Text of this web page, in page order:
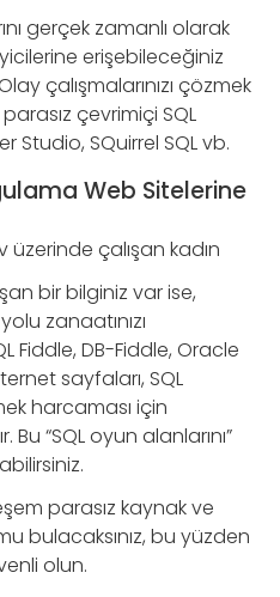
gerçek zamanlı olarak
erişebileceğiniz
çalışmalarınızı çözmek
çevrimiçi SQL
Studio, SQuirrel SQL vb.
Web Sitelerine
bir bilginiz var ise,
zanaatınızı
Fiddle, DB-Fiddle, Oracle
sayfaları, SQL
harcaması için
“SQL oyun alanlarını”
parasız kaynak ve
bulacaksınız, bu yüzden
olun.